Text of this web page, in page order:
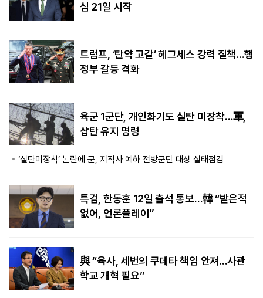
심 21일 시작
트럼프, ‘탄약 고갈’ 헤그세스 강력 질책…행
정부 갈등 격화
육군 1군단, 개인화기도 실탄 미장착…軍,
삽탄 유지 명령
‘실탄미장착’ 논란에 군, 지작사 예하 전방군단 대상 실태점검
특검, 한동훈 12일 출석 통보…韓 “받은적
없어, 언론플레이”
與 “육사, 세번의 쿠데타 책임 안져…사관
학교 개혁 필요”